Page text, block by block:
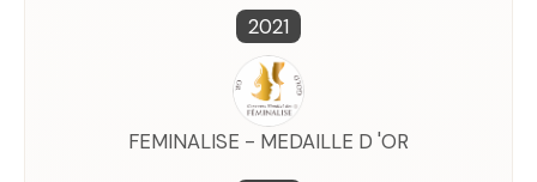
2021
FEMINALISE - MEDAILLE D 'OR